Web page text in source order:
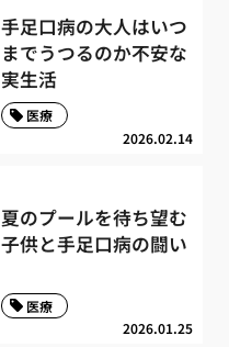
手足口病の大人はいつ
までうつるのか不安な
実生活
2026.02.14
医療
夏のプールを待ち望む
子供と手足口病の闘い
2026.01.25
医療